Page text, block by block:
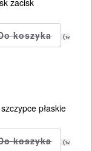
zacisk
(w
płaskie
(w